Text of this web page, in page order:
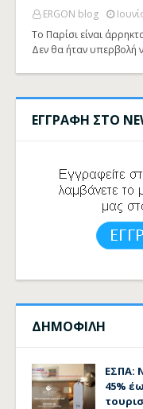
ERGON blog
Το Παρίσι είναι
Δεν θα ήταν υπερβολή
ΕΓΓΡΑΦΗ ΣΤΟ
ΔΗΜΟΦΙΛΗ
ΕΣΠΑ:
45%